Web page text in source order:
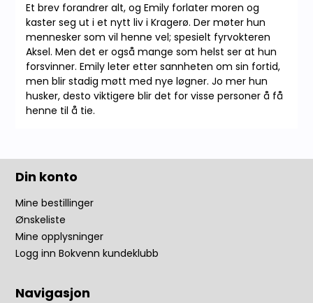
Et brev forandrer alt, og Emily forlater moren og
kaster seg ut i et nytt liv i Kragerø. Der møter hun
mennesker som vil henne vel; spesielt fyrvokteren
Aksel. Men det er også mange som helst ser at hun
forsvinner. Emily leter etter sannheten om sin fortid,
men blir stadig møtt med nye løgner. Jo mer hun
husker, desto viktigere blir det for visse personer å få
henne til å tie.
Din konto
Mine bestillinger
Ønskeliste
Mine opplysninger
Logg inn Bokvenn kundeklubb
Navigasjon